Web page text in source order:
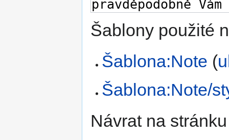
Šablony použité
Šablona:Note (
Šablona:Note/
Návrat na stránku